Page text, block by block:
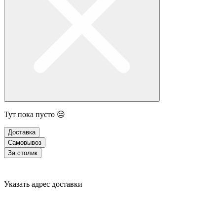
Тут пока пусто 😑
Доставка
Самовывоз
За столик
Указать адрес доставки